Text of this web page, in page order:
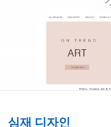
심재 디자인